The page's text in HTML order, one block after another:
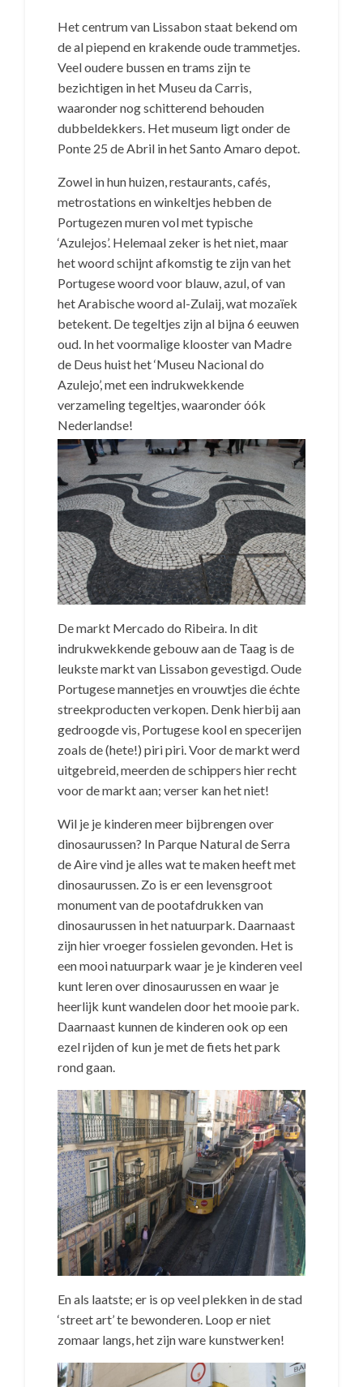
Het centrum van Lissabon staat bekend om
de al piepend en krakende oude trammetjes.
Veel oudere bussen en trams zijn te
bezichtigen in het Museu da Carris,
waaronder nog schitterend behouden
dubbeldekkers. Het museum ligt onder de
Ponte 25 de Abril in het Santo Amaro depot.
Zowel in hun huizen, restaurants, cafés,
metrostations en winkeltjes hebben de
Portugezen muren vol met typische
‘Azulejos’. Helemaal zeker is het niet, maar
het woord schijnt afkomstig te zijn van het
Portugese woord voor blauw, azul, of van
het Arabische woord al-Zulaij, wat mozaïek
betekent. De tegeltjes zijn al bijna 6 eeuwen
oud. In het voormalige klooster van Madre
de Deus huist het ‘Museu Nacional do
Azulejo’, met een indrukwekkende
verzameling tegeltjes, waaronder óók
Nederlandse!
De markt Mercado do Ribeira. In dit
indrukwekkende gebouw aan de Taag is de
leukste markt van Lissabon gevestigd. Oude
Portugese mannetjes en vrouwtjes die échte
streekproducten verkopen. Denk hierbij aan
gedroogde vis, Portugese kool en specerijen
zoals de (hete!) piri piri. Voor de markt werd
uitgebreid, meerden de schippers hier recht
voor de markt aan; verser kan het niet!
Wil je je kinderen meer bijbrengen over
dinosaurussen? In Parque Natural de Serra
de Aire vind je alles wat te maken heeft met
dinosaurussen. Zo is er een levensgroot
monument van de pootafdrukken van
dinosaurussen in het natuurpark. Daarnaast
zijn hier vroeger fossielen gevonden. Het is
een mooi natuurpark waar je je kinderen veel
kunt leren over dinosaurussen en waar je
heerlijk kunt wandelen door het mooie park.
Daarnaast kunnen de kinderen ook op een
ezel rijden of kun je met de fiets het park
rond gaan.
En als laatste; er is op veel plekken in de stad
‘street art’ te bewonderen. Loop er niet
zomaar langs, het zijn ware kunstwerken!